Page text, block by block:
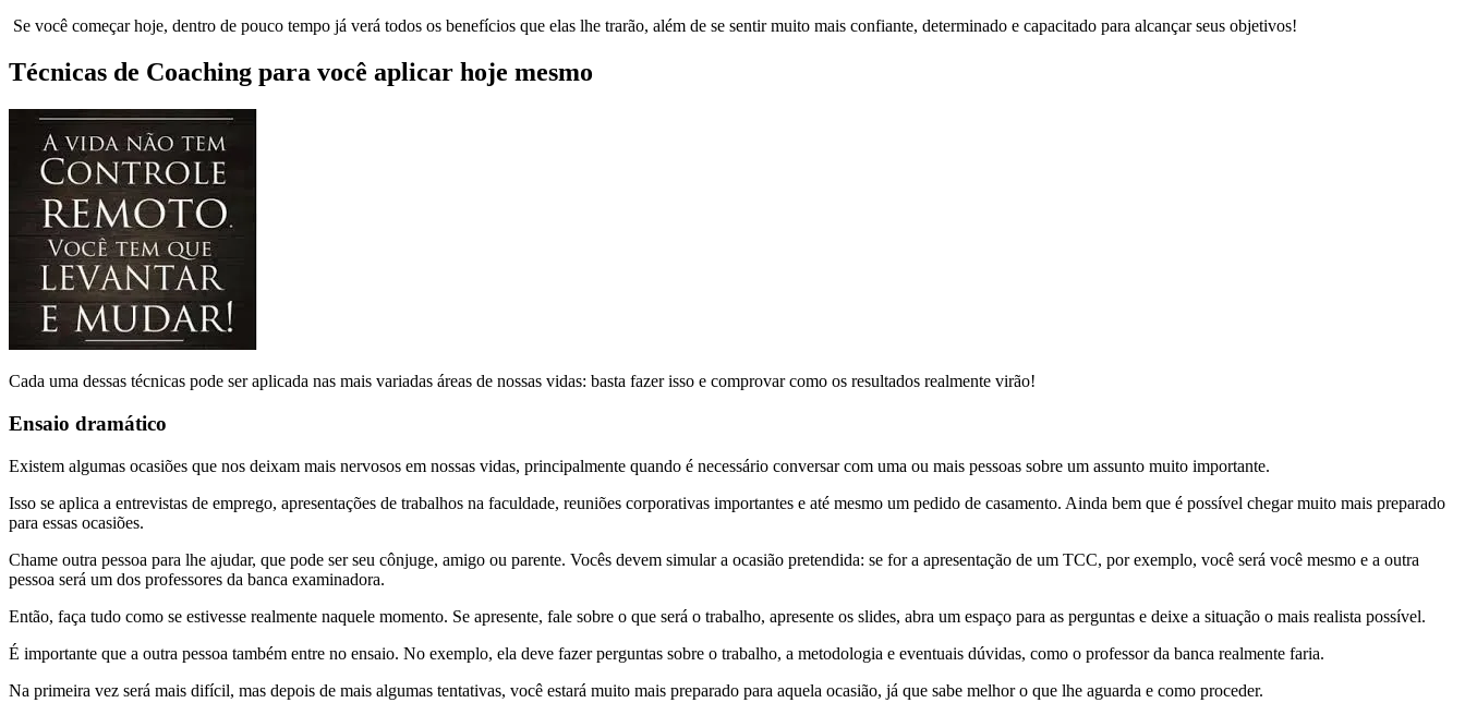
Se você começar hoje, dentro de pouco tempo já verá todos os benefícios que elas lhe trarão, além de se sentir muito mais confiante, determinado e capacitado para alcançar seus objetivos!
Técnicas de Coaching para você aplicar hoje mesmo
Cada uma dessas técnicas pode ser aplicada nas mais variadas áreas de nossas vidas: basta fazer isso e comprovar como os resultados realmente virão!
Ensaio dramático
Existem algumas ocasiões que nos deixam mais nervosos em nossas vidas, principalmente quando é necessário conversar com uma ou mais pessoas sobre um assunto muito importante.
Isso se aplica a entrevistas de emprego, apresentações de trabalhos na faculdade, reuniões corporativas importantes e até mesmo um pedido de casamento. Ainda bem que é possível chegar muito mais preparado
para essas ocasiões.
Chame outra pessoa para lhe ajudar, que pode ser seu cônjuge, amigo ou parente. Vocês devem simular a ocasião pretendida: se for a apresentação de um TCC, por exemplo, você será você mesmo e a outra
pessoa será um dos professores da banca examinadora.
Então, faça tudo como se estivesse realmente naquele momento. Se apresente, fale sobre o que será o trabalho, apresente os slides, abra um espaço para as perguntas e deixe a situação o mais realista possível.
É importante que a outra pessoa também entre no ensaio. No exemplo, ela deve fazer perguntas sobre o trabalho, a metodologia e eventuais dúvidas, como o professor da banca realmente faria.
Na primeira vez será mais difícil, mas depois de mais algumas tentativas, você estará muito mais preparado para aquela ocasião, já que sabe melhor o que lhe aguarda e como proceder.